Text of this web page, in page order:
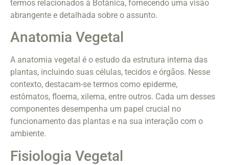
termos relacionados à Botânica, fornecendo uma visão
abrangente e detalhada sobre o assunto.
Anatomia Vegetal
A anatomia vegetal é o estudo da estrutura interna das
plantas, incluindo suas células, tecidos e órgãos. Nesse
contexto, destacam-se termos como epiderme,
estômatos, floema, xilema, entre outros. Cada um desses
componentes desempenha um papel crucial no
funcionamento das plantas e na sua interação com o
ambiente.
Fisiologia Vegetal